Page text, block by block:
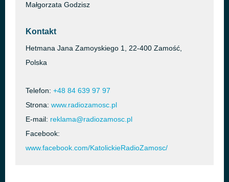
Małgorzata Godzisz
Kontakt
Hetmana Jana Zamoyskiego 1, 22-400 Zamość,
Polska
Telefon: +48 84 639 97 97
Strona: www.radiozamosc.pl
E-mail: reklama@radiozamosc.pl
Facebook:
www.facebook.com/KatolickieRadioZamosc/